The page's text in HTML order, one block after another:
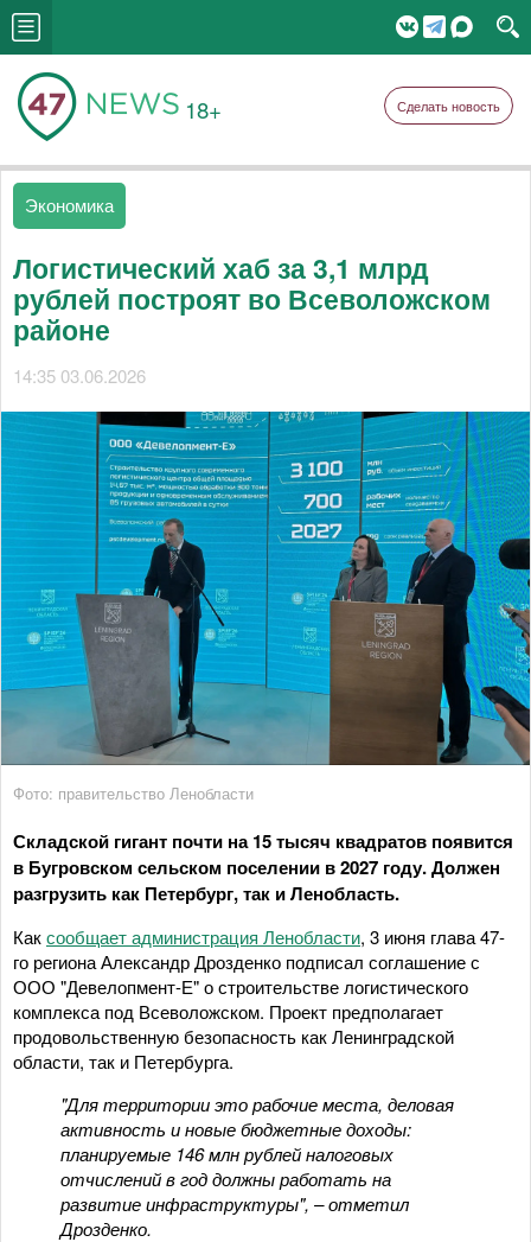
18+ Сделать новость
Экономика
Логистический хаб за 3,1 млрд
рублей построят во Всеволожском
районе
14:35 03.06.2026
Фото: правительство Ленобласти
Складской гигант почти на 15 тысяч квадратов появится
в Бугровском сельском поселении в 2027 году. Должен
разгрузить как Петербург, так и Ленобласть.
Каксообщает администрация Ленобласти, 3 июня глава 47-
го региона Александр Дрозденко подписал соглашение с
ООО "Девелопмент-Е" о строительстве логистического
комплекса под Всеволожском. Проект предполагает
продовольственную безопасность как Ленинградской
области, так и Петербурга.
"Для территории это рабочие места, деловая
активность и новые бюджетные доходы:
планируемые 146 млн рублей налоговых
отчислений в год должны работать на
развитие инфраструктуры", – отметил
Дрозденко.